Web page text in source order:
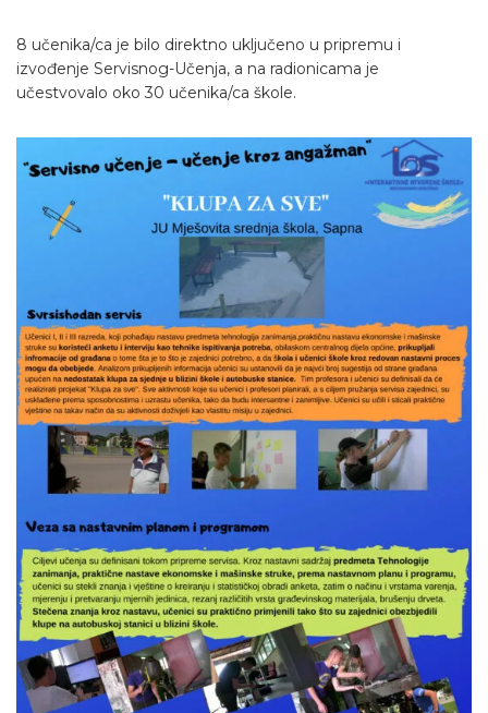
8 učenika/ca je bilo direktno uključeno u pripremu i
izvođenje Servisnog-Učenja, a na radionicama je
učestvovalo oko 30 učenika/ca škole.